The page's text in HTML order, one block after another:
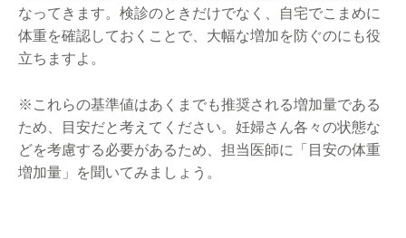
なってきます。検診のときだけでなく、自宅でこまめに
体重を確認しておくことで、大幅な増加を防ぐのにも役
立ちますよ。
※これらの基準値はあくまでも推奨される増加量である
ため、目安だと考えてください。妊婦さん各々の状態な
どを考慮する必要があるため、担当医師に「目安の体重
増加量」を聞いてみましょう。